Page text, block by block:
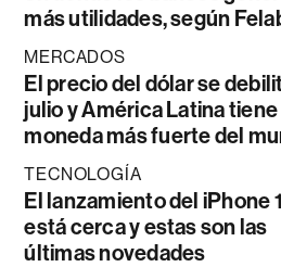
más utilidades, según
MERCADOS
El precio del dólar se
julio y América Latina tiene
moneda más fuerte del
TECNOLOGÍA
El lanzamiento del iPhone
está cerca y estas son las
últimas novedades